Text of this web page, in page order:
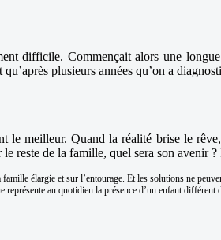
difficile. Commençait alors une
plusieurs années qu’on a
le meilleur. Quand la réalité brise le
reste de la famille, quel sera son avenir
élargie et sur l’entourage. Et les solutions ne
au quotidien la présence d’un enfant